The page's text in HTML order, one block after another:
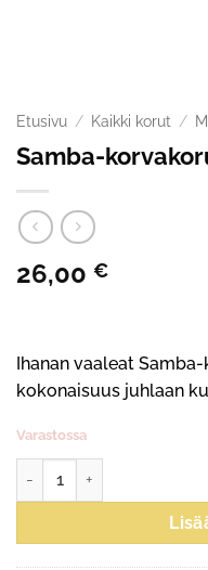
Etusivu / Kaikki korut /
Samba-
26,00 €
Ihanan vaaleat
kokonaisuus juhlaan
Varastossa